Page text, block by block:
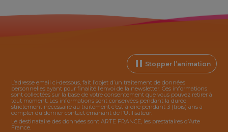
Stopper l’animation
L’adresse email ci-dessous, fait l’objet d’un traitement de données
personnelles ayant pour finalité l’envoi de la newsletter. Ces informations
sont collectées sur la base de votre consentement que vous pouvez retirer à
tout moment. Les informations sont conservées pendant la durée
strictement nécessaire au traitement c’est-à-dire pendant 3 (trois) ans à
compter du dernier contact émanant de l’Utilisateur.
Le destinataire des données sont ARTE FRANCE, les prestataires d’Arte
France.